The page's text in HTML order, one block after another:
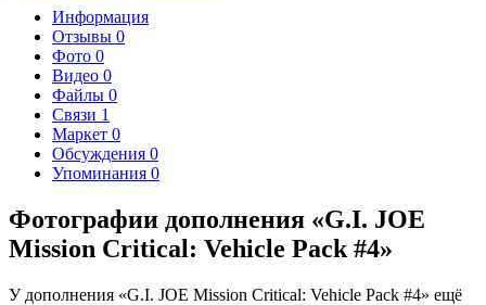
Информация
Отзывы 0
Фото 0
Видео 0
Файлы 0
Связи 1
Маркет 0
Обсуждения 0
Упоминания 0
Фотографии дополнения «G.I. JOE
Mission Critical: Vehicle Pack #4»
У дополнения «G.I. JOE Mission Critical: Vehicle Pack #4» ещё